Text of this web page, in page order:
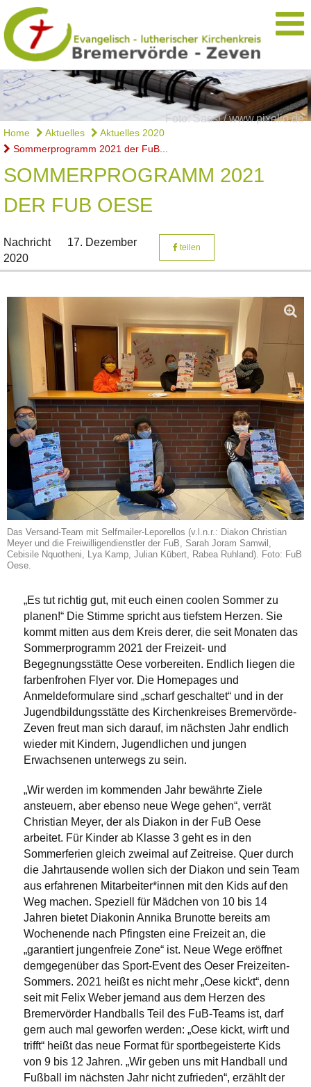
Foto: Sassi / www.pixelio.de
Home Aktuelles
Aktuelles 2020
Sommerprogramm 2021 der FuB...
SOMMERPROGRAMM 2021
DER FUB OESE
Nachricht
17. Dezember
2020
teilen
Das Versand-Team mit Selfmailer-Leporellos (v.l.n.r.: Diakon Christian
Meyer und die Freiwilligendienstler der FuB, Sarah Joram Samwil,
Cebisile Nquotheni, Lya Kamp, Julian Kübert, Rabea Ruhland). Foto: FuB
Oese.
„Es tut richtig gut, mit euch einen coolen Sommer zu
planen!“ Die Stimme spricht aus tiefstem Herzen. Sie
kommt mitten aus dem Kreis derer, die seit Monaten das
Sommerprogramm 2021 der Freizeit- und
Begegnungsstätte Oese vorbereiten. Endlich liegen die
farbenfrohen Flyer vor. Die Homepages und
Anmeldeformulare sind „scharf geschaltet“ und in der
Jugendbildungsstätte des Kirchenkreises Bremervörde-
Zeven freut man sich darauf, im nächsten Jahr endlich
wieder mit Kindern, Jugendlichen und jungen
Erwachsenen unterwegs zu sein.
„Wir werden im kommenden Jahr bewährte Ziele
ansteuern, aber ebenso neue Wege gehen“, verrät
Christian Meyer, der als Diakon in der FuB Oese
arbeitet. Für Kinder ab Klasse 3 geht es in den
Sommerferien gleich zweimal auf Zeitreise. Quer durch
die Jahrtausende wollen sich der Diakon und sein Team
aus erfahrenen Mitarbeiter*innen mit den Kids auf den
Weg machen. Speziell für Mädchen von 10 bis 14
Jahren bietet Diakonin Annika Brunotte bereits am
Wochenende nach Pfingsten eine Freizeit an, die
„garantiert jungenfreie Zone“ ist. Neue Wege eröffnet
demgegenüber das Sport-Event des Oeser Freizeiten-
Sommers. 2021 heißt es nicht mehr „Oese kickt“, denn
seit mit Felix Weber jemand aus dem Herzen des
Bremervörder Handballs Teil des FuB-Teams ist, darf
gern auch mal geworfen werden: „Oese kickt, wirft und
trifft“ heißt das neue Format für sportbegeisterte Kids
von 9 bis 12 Jahren. „Wir geben uns mit Handball und
Fußball im nächsten Jahr nicht zufrieden“, erzählt der